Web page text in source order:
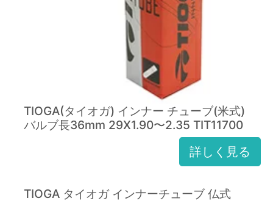
TIOGA(タイオガ) インナー チューブ(米式)
バルブ長36mm 29X1.90〜2.35 TIT11700
詳しく見る
TIOGA タイオガ インナーチューブ 仏式